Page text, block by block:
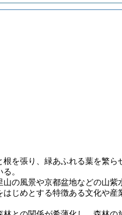
を張り、緑あふれる葉を繁
。
の風景や京都盆地などの山
じめとする特徴ある文化や